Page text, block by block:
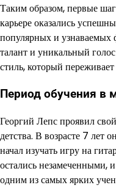
Таким образом, первые
карьере оказались
популярных и узнаваемых
талант и уникальный
стиль, который
Период обучения в
Георгий Лепс проявил
детства. В возрасте 7 лет
начал изучать игру на
остались незамеченными,
одним из самых ярких